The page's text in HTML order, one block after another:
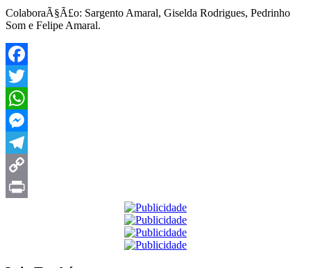
ColaboraÃ§Ã£o: Sargento Amaral, Giselda Rodrigues, Pedrinho
Som e Felipe Amaral.
Facebook
Twitter
WhatsApp
Messenger
Telegram
Copy